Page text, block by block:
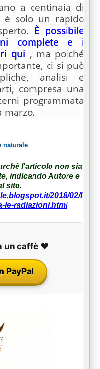
a centinaia di
è solo un rapido
È possibile
complete e i
qui , ma poiché
ci si può
analisi e
compresa una
programmata
marzo.
naturale
l'articolo non sia
indicando Autore e
sito.
2018/02/l
le-radiazioni.html
un caffè ❤️
PayPal